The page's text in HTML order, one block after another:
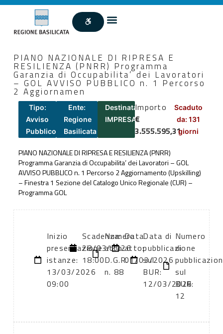
PIANO NAZIONALE DI RIPRESA E
RESILIENZA (PNRR) Programma
Garanzia di Occupabilita’ dei Lavoratori
– GOL AVVISO PUBBLICO n. 1 Percorso
2 Aggiornamen
Tipo:
Avviso
Pubblico
Ente:
Regione
Basilicata
Destinatari:
IMPRESA
Importo
€
3.555.595,31
Scaduto
da: 131
giorni
PIANO NAZIONALE DI RIPRESA E RESILIENZA (PNRR)
Programma Garanzia di Occupabilita’ dei Lavoratori – GOL
AVVISO PUBBLICO n. 1 Percorso 2 Aggiornamento (Upskilling)
– Finestra 1 Sezione del Catalogo Unico Regionale (CUR) –
Programma GOL
Inizio
presentazione
istanze:
13/03/2026
09:00
Scadenza:
28/03/2026
18:00
Numero
atto:
D.G.R.
n. 88
Data
atto:
01/03/2026
Data di
pubblicazione
sul
BUR:
12/03/2026
Numero
di
sul
BUR:
12